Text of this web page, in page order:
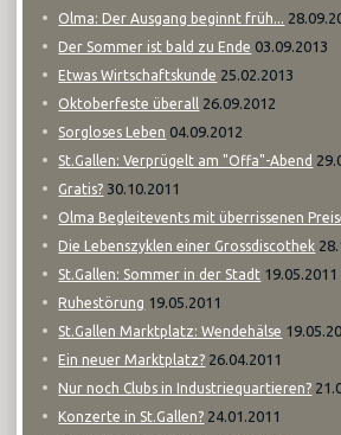
Olma: Der Ausgang beginnt früh...
Der Sommer ist bald zu Ende 03.09.2013
Etwas Wirtschaftskunde 25.02.2013
Oktoberfeste überall 26.09.2012
Sorgloses Leben 04.09.2012
St.Gallen: Verprügelt am "Offa"-Abend
Gratis? 30.10.2011
Olma Begleitevents mit überrissenen
Die Lebenszyklen einer Grossdiscothek
St.Gallen: Sommer in der Stadt 19.05.2011
Ruhestörung 19.05.2011
St.Gallen Marktplatz: Wendehälse
Ein neuer Marktplatz? 26.04.2011
Nur noch Clubs in Industriequartieren?
Konzerte in St.Gallen? 24.01.2011